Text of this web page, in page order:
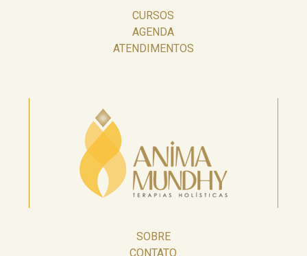
CURSOS
AGENDA
ATENDIMENTOS
SOBRE
CONTATO